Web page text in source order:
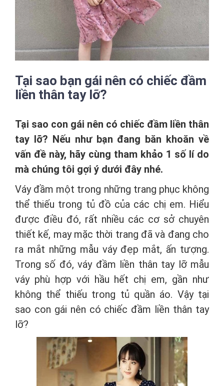
Tại sao bạn gái nên có chiếc đầm
liền thân tay lỡ?
Tại sao con gái nên có chiếc đầm liền thân
tay lỡ? Nếu như bạn đang băn khoăn về
vấn đề này, hãy cùng tham khảo 1 số lí do
mà chúng tôi gợi ý dưới đây nhé.
Váy đầm một trong những trang phục không
thể thiếu trong tủ đồ của các chị em. Hiểu
được điều đó, rất nhiều các cơ sở chuyên
thiết kế, may mặc thời trang đã và đang cho
ra mắt những mẫu váy đẹp mắt, ấn tượng.
Trong số đó, váy đầm liền thân tay lỡ mẫu
váy phù hợp với hầu hết chị em, gần như
không thể thiếu trong tủ quần áo. Vậy tại
sao con gái nên có chiếc đầm liền thân tay
lỡ?